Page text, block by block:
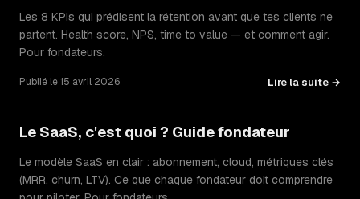
Les 8 KPIs qui prédisent la rétention avant que tes clients ne
partent. Health score, NPS, time to value — et comment agir.
Pour fondateurs.
Publié le 15 avril 2026 Lire la suite →
Le SaaS, c'est quoi ? Guide fondateur
Le modèle SaaS en clair : abonnement, cloud, métriques clés
(MRR, churn, LTV). Ce que chaque fondateur doit comprendre